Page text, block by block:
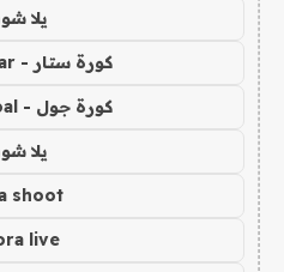
يلا
كورة ستار - koora-star
كورة جول - koora-goal
يلا
shoot
live